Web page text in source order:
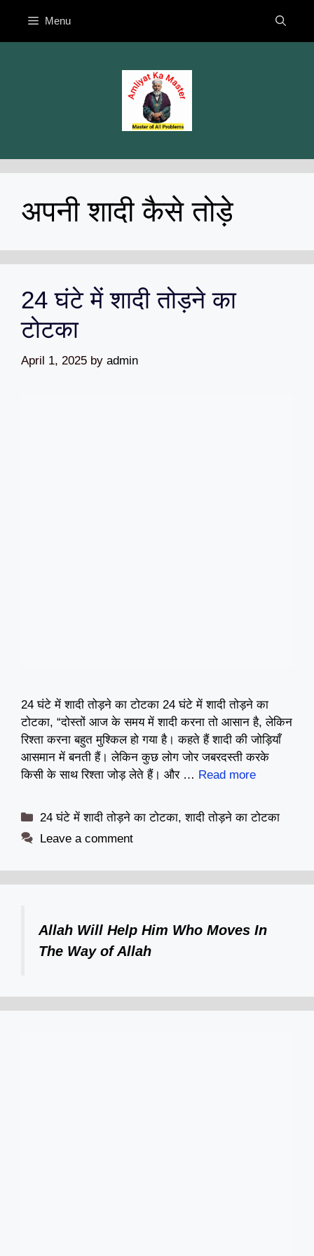
content
Menu
अपनी शादी कैसे तोड़े
24 घंटे में शादी तोड़ने का
टोटका
April 1, 2025 by admin
24 घंटे में शादी तोड़ने का टोटका 24 घंटे में शादी तोड़ने का
टोटका, “दोस्तों आज के समय में शादी करना तो आसान है, लेकिन
रिश्ता करना बहुत मुश्किल हो गया है। कहते हैं शादी की जोड़ियाँ
आसमान में बनती हैं। लेकिन कुछ लोग जोर जबरदस्ती करके
किसी के साथ रिश्ता जोड़ लेते हैं। और … Read more
Categories
24 घंटे में शादी तोड़ने का टोटका,शादी तोड़ने का टोटका
Leave a comment
Allah Will Help Him Who Moves In
The Way of Allah